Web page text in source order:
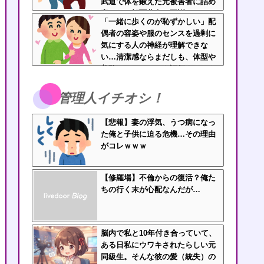
寄られて顔面蒼白で平謝りｗｗｗ
「一緒に歩くのが恥ずかしい」配
偶者の容姿や服のセンスを過剰に
気にする人の神経が理解できな
い…清潔感ならまだしも、体型や
美醜でパートナーを評価するなよ
管理人イチオシ！
【悲報】妻の浮気、うつ病になっ
た俺と子供に迫る危機…その理由
がコレｗｗｗ
【修羅場】不倫からの復活？俺た
ちの行く末が心配なんだが…
脳内で私と10年付き合っていて、
ある日私にウワキされたらしい元
同級生。そんな彼の愛（統失）の